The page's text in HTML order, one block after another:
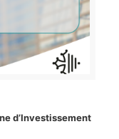
d’Investissement